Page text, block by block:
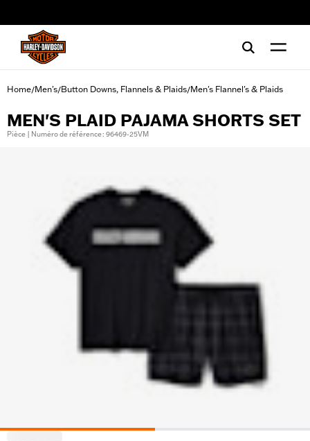
Home/Men's/Button Downs, Flannels & Plaids/Men's Flannel's & Plaids
MEN'S PLAID PAJAMA SHORTS SET
Pièce | Numéro de référence : 96469-25VM